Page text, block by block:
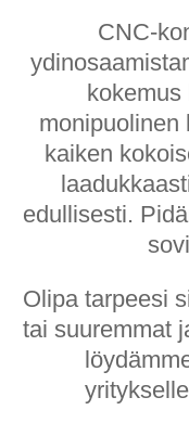
CNC-
kokemus
monipuolinen
kaiken
edullisesti.
Olipa tarpeesi
tai suuremmat